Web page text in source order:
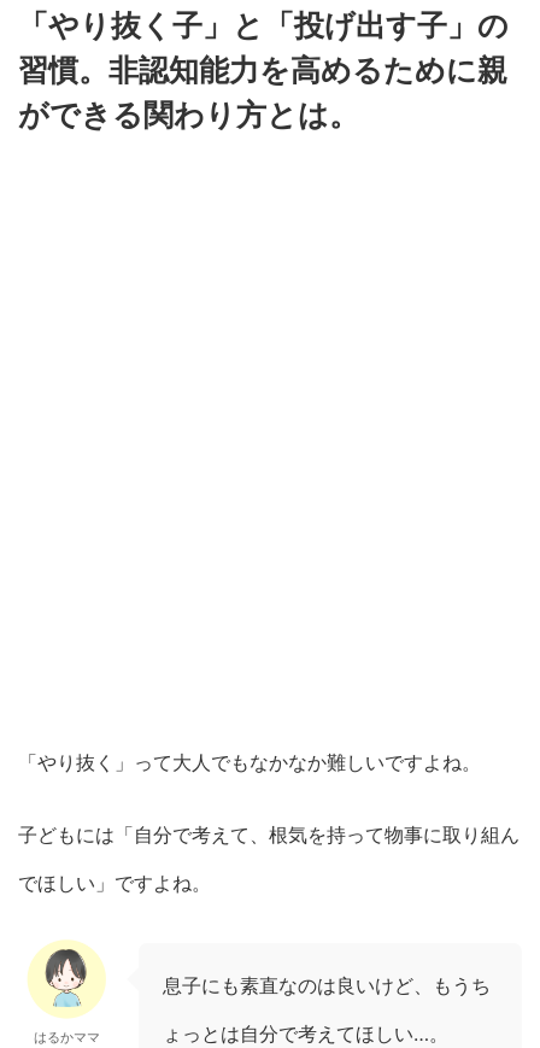
「やり抜く子」と「投げ出す子」の
習慣。非認知能力を高めるために親
ができる関わり方とは。
「やり抜く」って大人でもなかなか難しいですよね。
子どもには「自分で考えて、根気を持って物事に取り組ん
でほしい」ですよね。
はるかママ
息子にも素直なのは良いけど、もうち
ょっとは自分で考えてほしい…。